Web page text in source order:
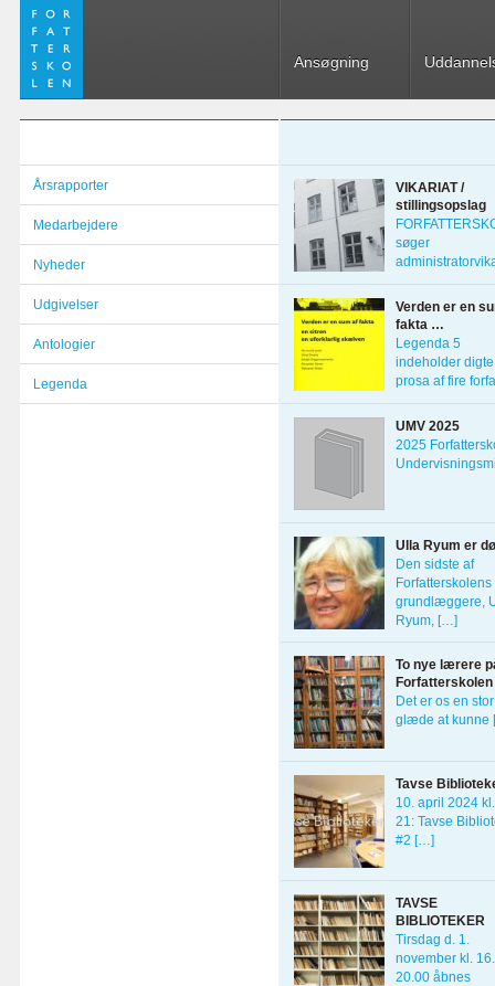
Ansøgning
Årsrapporter
Medarbejdere
Nyheder
Udgivelser
Antologier
Legenda
VIKARIAT /
stillingsopslag
søger
1. marts 2022
Verden er en
fakta …
Legenda 5
indeholder
prosa af fire
fra Skt.
UMV 2025
2025
Ulla Ryum er
Den sidste af
Forfatterskolens
grundlæggere,
Ryum, […]
To nye lærere
Forfatterskolen
Det er os en stor
glæde at kunne
Tavse
10. april 2024
21: Tavse
#2 […]
TAVSE
BIBLIOTEKER
Tirsdag d. 1.
november kl.
20.00 åbnes